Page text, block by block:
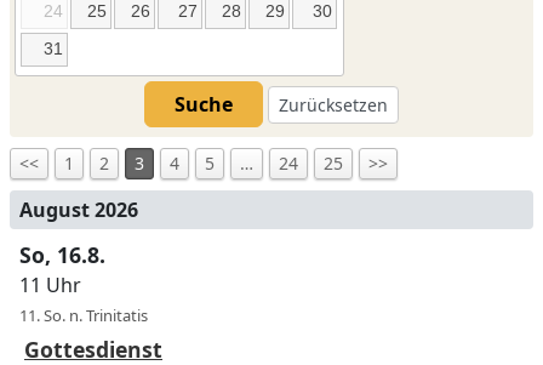
24
25 26 27 28 29
30
31
Suche Zurücksetzen
<< 1 2 3 4 5 … 24 25 >>
August 2026
So, 16.8.
11 Uhr
11. So. n. Trinitatis
Gottesdienst